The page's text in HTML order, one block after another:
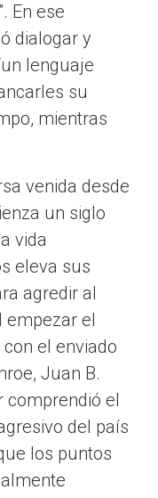
En ese
dialogar y
lenguaje
su
mientras
venida desde
un siglo
vida
eleva sus
agredir al
empezar el
el enviado
Juan B.
comprendió el
del país
los puntos